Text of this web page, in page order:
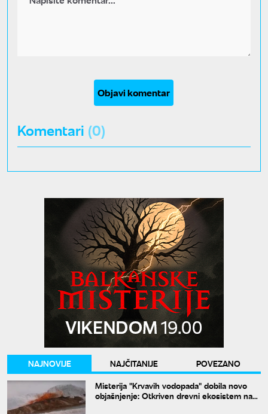
Objavi komentar
Komentari (0)
NAJNOVIJE NAJČITANIJE
POVEZANO
Misterija "Krvavih vodopada" dobila novo
objašnjenje: Otkriven drevni ekosistem na